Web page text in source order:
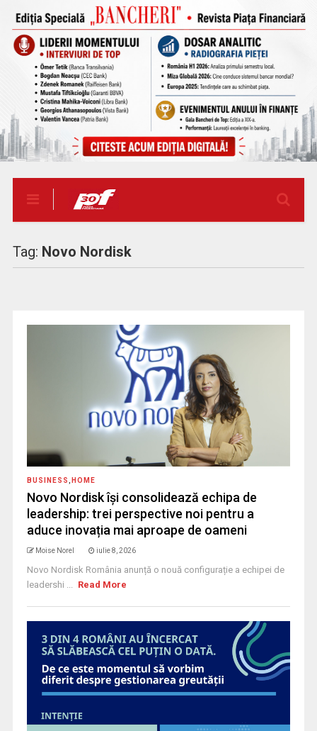
Tag: Novo Nordisk
BUSINESS HOME
Novo Nordisk își consolidează echipa de
leadership: trei perspective noi pentru a
aduce inovația mai aproape de oameni
Moise Norel iulie 8, 2026
Novo Nordisk România anunță o nouă configurație a echipei de
leadershi ... Read More